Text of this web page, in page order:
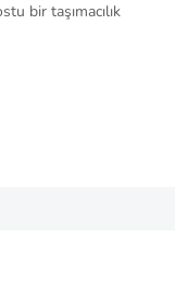
bir taşımacılık